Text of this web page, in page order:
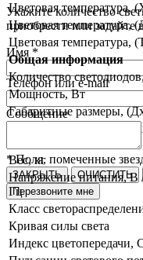
Укажите количество
приобрести или задайте
Имя *
Телефон или e-mail
Сообщение
* Поля, помеченные
ЗАКРЫТЬ ОЧИСТИТЬ
Перезвоните мне
Цветовая температура,
Цветовая температура,
Цветовая температура,
Общая информация
Количество
Мощность, Вт
Габаритные размеры,
Габаритные размеры
Вес, кг
Напряжение питания, В /
Гц
Класс
Кривая силы света
Индекс цветопередачи,